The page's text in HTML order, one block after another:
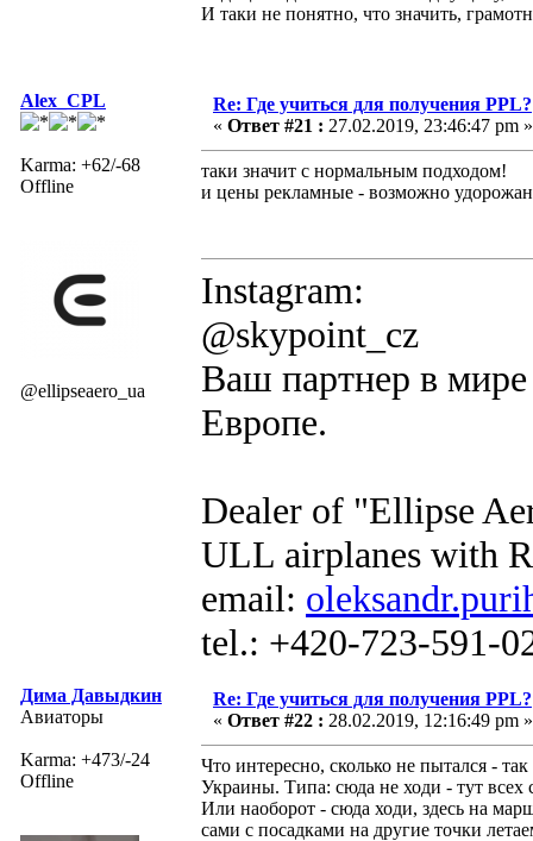
И таки не понятно, что значить,
Alex_CPL
Karma: +62/-68
Offline
@ellipseaero_ua
Re: Где учиться для получения PPL?
« Ответ #21 : 27.02.2019, 23:46:47 pm »
таки значит с нормальным подходом!
и цены рекламные - возможно
Instagram:
@skypoint_cz
Ваш партнер в
Европе.
Dealer of "Ellipse
ULL airplanes with
email:
tel.: +420-723-591-
Дима Давыдкин
Авиаторы
Karma: +473/-24
Offline
Re: Где учиться для получения PPL?
« Ответ #22 : 28.02.2019, 12:16:49 pm »
Что интересно, сколько не пытался -
Украины. Типа: сюда не ходи - тут всех
Или наоборот - сюда ходи, здесь на
сами с посадками на другие точки